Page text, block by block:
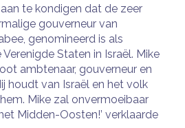
te kondigen dat de zeer
gouverneur van
genomineerd is als
Staten in Israël. Mike
ambtenaar, gouverneur en
houdt van Israël en het volk
Mike zal onvermoeibaar
Midden-Oosten!’ verklaarde